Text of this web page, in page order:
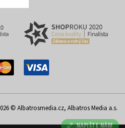
NAPIŠTE NÁM
© Albatrosmedia.cz, Albatros Media a.s.